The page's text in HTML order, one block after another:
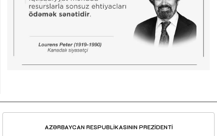
AZƏRBAYCAN RESPUBLİKASININ PREZİDENTİ